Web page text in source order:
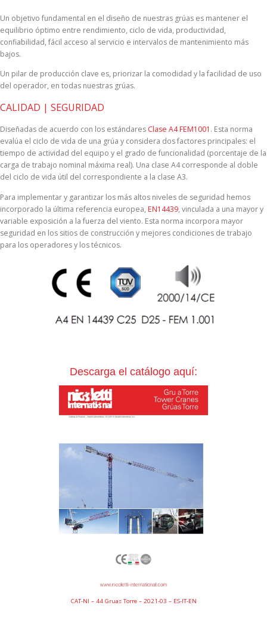
Un objetivo fundamental en el diseño de nuestras grúas es mantener el
equilibrio óptimo entre rendimiento, ciclo de vida, productividad,
confiabilidad, fácil acceso al servicio e intervalos de mantenimiento más
bajos.
Un pilar de producción clave es, priorizar la comodidad y la facilidad de uso
del operador, en todas nuestras grúas.
CALIDAD | SEGURIDAD
Diseñadas de acuerdo con los estándares Clase A4 FEM1001 . Esta norma
evalúa el ciclo de vida de una grúa y considera dos factores principales: el
tiempo de actividad del equipo y el grado de funcionalidad (porcentaje de la
carga de trabajo nominal máxima real). Una clase A4 corresponde al doble
del ciclo de vida útil del correspondiente a la clase A3.
Para implementar y garantizar los más altos niveles de seguridad hemos
incorporado la última referencia europea, EN14439, vinculada a una mayor y
variable exposición a la fuerza del viento. Esta norma incorpora mayor
seguridad en los sitios de construcción y mejores condiciones de trabajo
para los operadores y los técnicos.
Descarga el catálogo aquí:
CAT-NI – 44 Gruas Torre – 2021-03 – ES-IT-EN